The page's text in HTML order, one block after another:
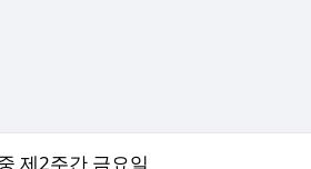
제2주간 금요일